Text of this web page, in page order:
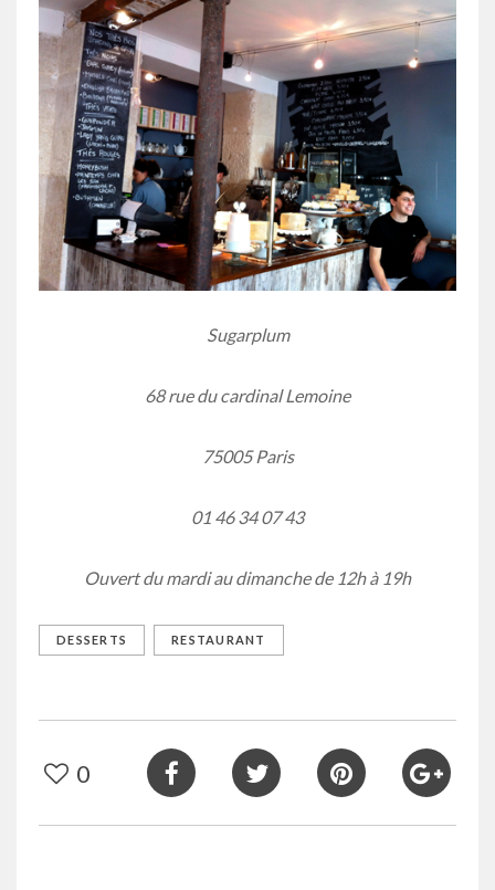
Sugarplum
68 rue du cardinal Lemoine
75005 Paris
01 46 34 07 43
Ouvert du mardi au dimanche de 12h à 19h
DESSERTS RESTAURANT
0